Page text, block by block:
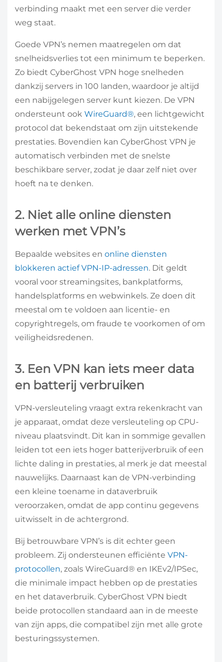
verbinding maakt met een server die verder
weg staat.
Goede VPN’s nemen maatregelen om dat
snelheidsverlies tot een minimum te beperken.
Zo biedt CyberGhost VPN hoge snelheden
dankzij servers in 100 landen, waardoor je altijd
een nabijgelegen server kunt kiezen. De VPN
ondersteunt ook WireGuard®, een lichtgewicht
protocol dat bekendstaat om zijn uitstekende
prestaties. Bovendien kan CyberGhost VPN je
automatisch verbinden met de snelste
beschikbare server, zodat je daar zelf niet over
hoeft na te denken.
2. Niet alle online diensten
werken met VPN’s
Bepaalde websites en online diensten
blokkeren actief VPN-IP-adressen. Dit geldt
vooral voor streamingsites, bankplatforms,
handelsplatforms en webwinkels. Ze doen dit
meestal om te voldoen aan licentie- en
copyrightregels, om fraude te voorkomen of om
veiligheidsredenen.
3. Een VPN kan iets meer data
en batterij verbruiken
VPN-versleuteling vraagt extra rekenkracht van
je apparaat, omdat deze versleuteling op CPU-
niveau plaatsvindt. Dit kan in sommige gevallen
leiden tot een iets hoger batterijverbruik of een
lichte daling in prestaties, al merk je dat meestal
nauwelijks. Daarnaast kan de VPN-verbinding
een kleine toename in dataverbruik
veroorzaken, omdat de app continu gegevens
uitwisselt in de achtergrond.
Bij betrouwbare VPN’s is dit echter geen
probleem. Zij ondersteunen efficiënte VPN-
protocollen, zoals WireGuard® en IKEv2/IPSec,
die minimale impact hebben op de prestaties
en het dataverbruik. CyberGhost VPN biedt
beide protocollen standaard aan in de meeste
van zijn apps, die compatibel zijn met alle grote
besturingssystemen.